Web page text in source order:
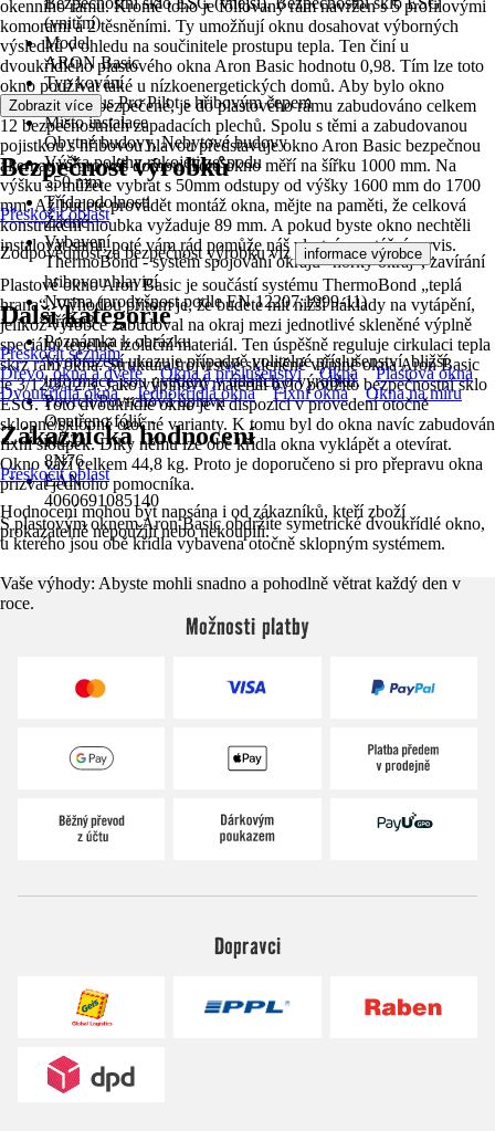
(vnitřní)
Model
ARON Basic
Typ kování
Winkhaus Pro Pilot s hřibovým čepem
Místo instalace
Obytné budovy, Nebytové budovy
Výška polohy rukojeti zespodu
550 mm
Třída odolnosti
Žádné
Vybavení
ThermoBond - systém spojování okrajů "horký okraj", zavírání
hribovou hlavicí
Norma (prodyšnost podle EN 12207:1999-11)
Třída 3
Poznámka k obrázku
Vyobrazení ukazuje případně volitelné příslušenství, bližší
informace jsou uvedeny v údajích o výrobků.
Povrch/Povrchová úprava
Opatřeno fólií, -
KČZ
8N76
EAN
4060691085140
okenního rámu. Kromě toho je fóliovaný rám navržen s 5 profilovými
komorami a 2 těsněními. Ty umožňují oknu dosahovat výborných
výsledků v ohledu na součinitele prostupu tepla. Ten činí u
dvoukřídlého plastového okna Aron Basic hodnotu 0,98. Tím lze toto
okno používat také u nízkoenergetických domů. Aby bylo okno
bezpečné a zabezpečené, je do plastového rámu zabudováno celkem
12 bezpečnostních zapadacích plechů. Spolu s těmi a zabudovanou
pojistkou s hřibovou hlavou představuje okno Aron Basic bezpečnou
alternativu pro váš domov. Toto okno měří na šířku 1000 mm. Na
výšku si můžete vybrat s 50mm odstupy od výšky 1600 mm do 1700
mm. Až budete provádět montáž okna, mějte na paměti, že celková
konstrukční hloubka vyžaduje 89 mm. A pokud byste okno nechtěli
instalovat sami, poté vám rád pomůže náš vlastní montážní servis.
Plastové okno Aron Basic je součástí systému ThermoBond „teplá
hrana“. Výhodou přitom je, že budete mít nižší náklady na vytápění,
jelikož výrobce zabudoval na okraj mezi jednotlivé skleněné výplně
speciální tepelně izolační materiál. Ten úspěšně reguluje cirkulaci tepla
skrz rám okna. Struktura trojvrstvé skleněné výplně okna Aron Basic
je 3/12/3/12/3. Jako výplňový materiál bylo použito bezpečnostní sklo
ESG. Toto dvoukřídlé okno je k dispozici v provedení otočně
sklopné/sklopně otočné varianty. K tomu byl do okna navíc zabudován
fixní sloupek. Díky němu lze obě křídla okna vyklápět a otevírat.
Okno váží celkem 44,8 kg. Proto je doporučeno si pro přepravu okna
přizvat jednoho pomocníka.
S plastovým oknem Aron Basic obdržíte symetrické dvoukřídlé okno,
u kterého jsou obě křídla vybavena otočně sklopným systémem.
Vaše výhody: Abyste mohli snadno a pohodlně větrat každý den v
roce.
Zobrazit více
Bezpečnost výrobků
Přeskočit oblast
Zodpovědnost za bezpečnost výrobku viz informace výrobce .
Další kategorie
Přeskočit seznam
Dřevo, okna a dveře
Okna a příslušenství Okna
Plastová okna
Dvoukřídlá okna
Jednokřídlá okna Fixní okna Okna na míru
Zákaznická hodnocení
Přeskočit oblast
Hodnocení mohou být napsána i od zákazníků, kteří zboží
prokazatelně nepoužili nebo nekoupili.
Možnosti platby
Dopravci